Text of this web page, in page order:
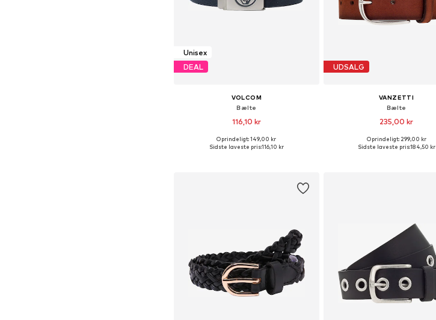
Unisex
DEAL
VOLCOM
Bælte
116,10 kr
Tilgængelige størrelser: 75-95
Oprindeligt: 149,00 kr
Sidste laveste pris:116,10 kr
UDSALG
VANZETTI
Bælte
235,00 kr
Oprindeligt: 299,00 kr
Sidste laveste pris:184,50 kr